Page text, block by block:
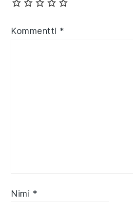
Kommentti *
Nimi *